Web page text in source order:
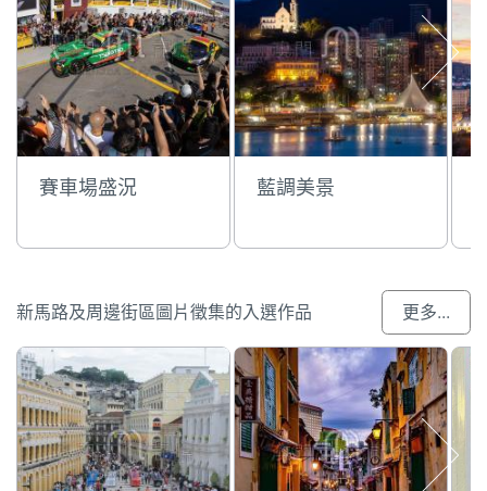
賽車場盛況 藍調美景
新馬路及周邊街區圖片徵集的入選作品 更多...